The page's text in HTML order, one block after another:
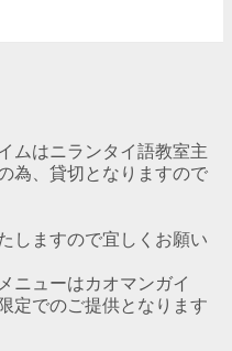
ムはニランタイ語教室主
為、貸切となりますので
しますので宜しくお願い
ニューはカオマンガイ
定でのご提供となります